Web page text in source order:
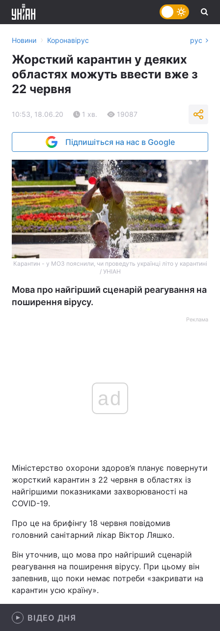
Головна Війна
Україна
Економіка Світ
Техно і зв'язок Лайт
Зброя
Здоров'я
Новини › Коронавірус рус
Жорсткий карантин у деяких
областях можуть ввести вже з
22 червня
10:53, 18.06.20 1 хв. 19087
Підпишіться на нас в Google
Карантин - у МОЗ пояснили, чи проведуть українці літо у карантині
/ УНІАН
Мова про найгірший сценарій реагування на
поширення вірусу.
Реклама
ad
Міністерство охорони здоров’я планує повернути
жорсткий карантин з 22 червня в областях із
найгіршими показниками захворюваності на
COVID-19.
Про це на брифінгу 18 червня повідомив
головний санітарний лікар Віктор Ляшко.
Він уточнив, що мова про найгірший сценарій
реагування на поширення вірусу. При цьому він
запевнив, що поки немає потреби «закривати на
карантин усю країну».
ВІДЕО ДНЯ